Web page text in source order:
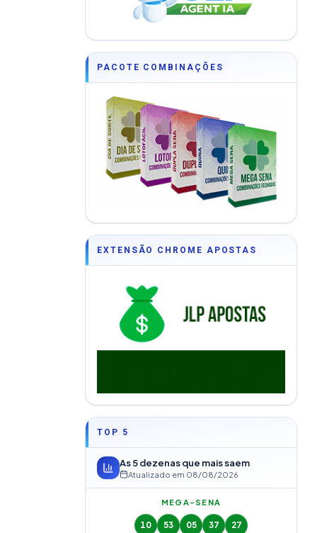
PACOTE COMBINAÇÕES
EXTENSÃO CHROME APOSTAS
TOP 5
As 5 dezenas que mais saem
Atualizado em 08/08/2026
MEGA-SENA
10 53 05 37 27